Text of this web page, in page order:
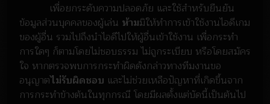
เพื่อยกระดับความปลอดภัย และใช้สำหรับยืนยัน
ข้อมูลส่วนบุคคลของผู้เล่น ห้ามมิให้ทำการเข้าใช้งานไอดีเกม
ของผู้อื่น รวมไปถึงนำไอดีไปให้ผู้อื่นเข้าใช้งาน เพื่อกระทำ
การใดๆ ก็ตามโดยไม่ชอบธรรม ไม่ถูกระเบียบ หรือโดยสมัคร
ใจ หากตรวจพบการกระทำผิดดังกล่าวทางทีมงานขอ
อนุญาตไม่รับผิดชอบ และไม่ช่วยเหลือปัญหาที่เกิดขึ้นจาก
การกระทำข้างต้นในทุกกรณี โดยมีผลตั้งแต่บัดนี้เป็นต้นไป